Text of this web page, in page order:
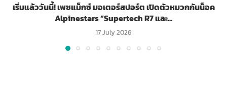
เริ่มแล้ววันนี้! เพซแม็กซ์ มอเตอร์สปอร์ต เปิดตัวหมวกกันน็อค
Alpinestars “Supertech R7 และ...
17 July 2026